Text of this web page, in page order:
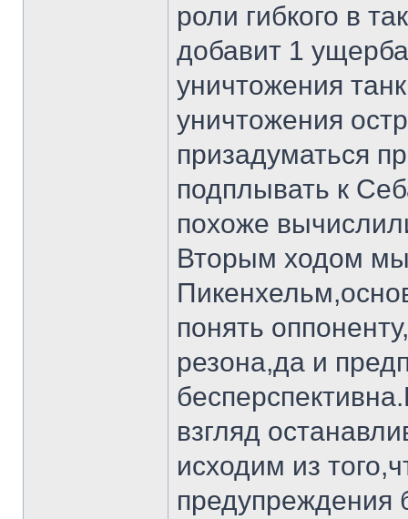
роли гибкого в
добавит 1
уничтожения
уничтожения
призадуматься
подплывать к
похоже
Вторым ходом
понять
резона,да и
взгляд
исходим из
предупреждения